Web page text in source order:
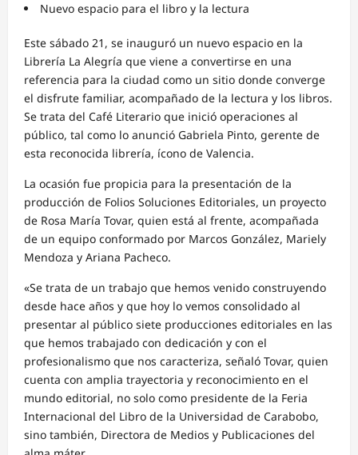
Nuevo espacio para el libro y la lectura
Este sábado 21, se inauguró un nuevo espacio en la
Librería La Alegría que viene a convertirse en una
referencia para la ciudad como un sitio donde converge
el disfrute familiar, acompañado de la lectura y los libros.
Se trata del Café Literario que inició operaciones al
público, tal como lo anunció Gabriela Pinto, gerente de
esta reconocida librería, ícono de Valencia.
La ocasión fue propicia para la presentación de la
producción de Folios Soluciones Editoriales, un proyecto
de Rosa María Tovar, quien está al frente, acompañada
de un equipo conformado por Marcos González, Mariely
Mendoza y Ariana Pacheco.
«Se trata de un trabajo que hemos venido construyendo
desde hace años y que hoy lo vemos consolidado al
presentar al público siete producciones editoriales en las
que hemos trabajado con dedicación y con el
profesionalismo que nos caracteriza, señaló Tovar, quien
cuenta con amplia trayectoria y reconocimiento en el
mundo editorial, no solo como presidente de la Feria
Internacional del Libro de la Universidad de Carabobo,
sino también, Directora de Medios y Publicaciones del